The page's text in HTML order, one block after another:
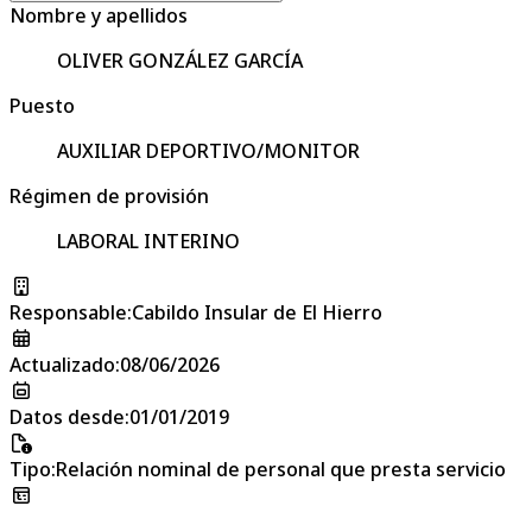
Nombre y apellidos
OLIVER GONZÁLEZ GARCÍA
Puesto
AUXILIAR DEPORTIVO/MONITOR
Régimen de provisión
LABORAL INTERINO
Responsable:Cabildo Insular de El Hierro
Actualizado:08/06/2026
Datos desde:01/01/2019
Tipo:Relación nominal de personal que presta servicio